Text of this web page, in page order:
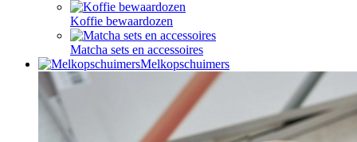
Koffie bewaardozen
Matcha sets en accessoires
Melkopschuimers